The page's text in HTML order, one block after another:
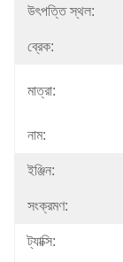
উৎপত্তি স্থল:
ব্রেক:
মাত্রা:
নাম:
ইঞ্জিন:
সংক্রমণ:
ট্যাক্সি: